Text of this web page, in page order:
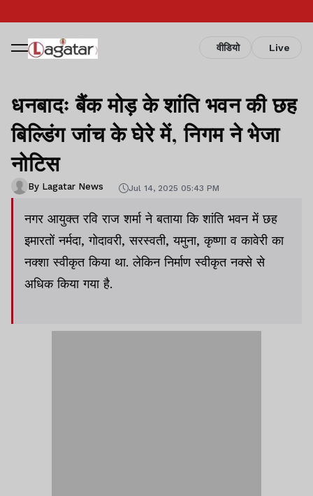
वीडियो Live
धनबादः बैंक मोड़ के शांति भवन की छह
बिल्डिंग जांच के घेरे में, निगम ने भेजा
नोटिस
By Lagatar News Jul 14, 2025 05:43 PM
नगर आयुक्त रवि राज शर्मा ने बताया कि शांति भवन में छह
इमारतों नर्मदा, गोदावरी, सरस्वती, यमुना, कृष्णा व कावेरी का
नक्शा स्वीकृत किया था. लेकिन निर्माण स्वीकृत नक्से से
अधिक किया गया है.